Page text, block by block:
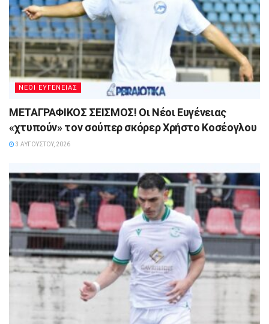
ΝΕΟΙ ΕΥΓΕΝΕΙΑΣ
ΜΕΤΑΓΡΑΦΙΚΟΣ ΣΕΙΣΜΟΣ! Οι Νέοι Ευγένειας
«χτυπούν» τον σούπερ σκόρερ Χρήστο Κοσέογλου
3 ΑΥΓΟΎΣΤΟΥ, 2026